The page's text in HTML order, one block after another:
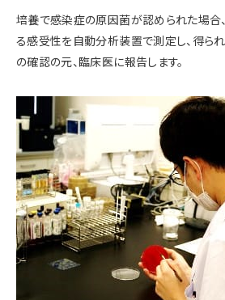
培養で感染症の原因菌が認められた場合
る感受性を自動分析装置で測定し、得ら
の確認の元、臨床医に報告します。